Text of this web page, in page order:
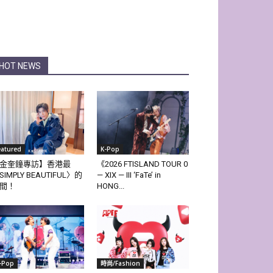
HOT NEWS
金奎鐘專訪】香港最
SIMPLY BEAUTIFUL〉的
！
K-Pop
《2026 FTISLAND TOUR 0
— XIX — III ‘FaTe’ in
HONG...
Pop 時尚/Fashion